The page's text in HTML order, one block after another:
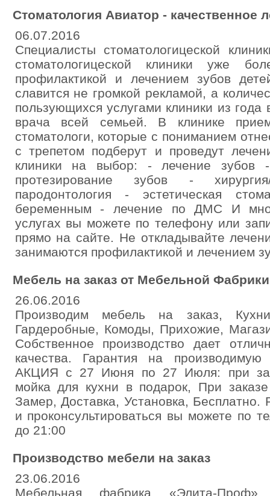
Стоматология Авиатор - качественное
06.07.2016
Специалисты стоматологицеской
стоматологицеской клиники уже
профилактикой и лечением зубов
славится не громкой рекламой, а
пользующихся услугами клиники из
врача всей семьей. В клинике
стоматологи, которые с пониманием
с трепетом подберут и проведут
клиники на выбор: - лечение зубов -
протезирование зубов -
пародонтология - эстетическая
беременным - лечение по ДМС И
услугах вы можете по телефону или
прямо на сайте. Не откладывайте
занимаются профилактикой и лечением
Мебель на заказ от Мебельной Фабрики
26.06.2016
Производим мебель на заказ,
Гардеробные, Комоды, Прихожие,
Собственное производство дает
качества. Гарантия на
АКЦИЯ с 27 Июня по 27 Июля: при
мойка для кухни в подарок, При
Замер, Доставка, Установка, Бесплатно.
и проконсультироваться вы можете по
до 21:00
Производство мебели на заказ
23.06.2016
Мебельная фабрика «Элита-